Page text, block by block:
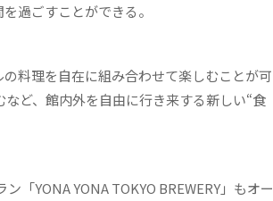
過ごすことができる。
料理を自在に組み合わせて楽しむことが可
ど、館内外を自由に行き来する新しい“食
YONA YONA TOKYO BREWERY」もオー